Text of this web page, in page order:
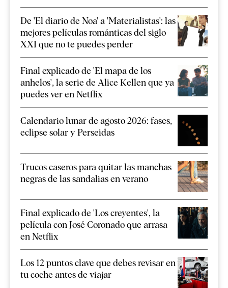
De 'El diario de Noa' a 'Materialistas': las
mejores películas románticas del siglo
XXI que no te puedes perder
Final explicado de 'El mapa de los
anhelos', la serie de Alice Kellen que ya
puedes ver en Netflix
Calendario lunar de agosto 2026: fases,
eclipse solar y Perseidas
Trucos caseros para quitar las manchas
negras de las sandalias en verano
Final explicado de 'Los creyentes', la
película con José Coronado que arrasa
en Netflix
Los 12 puntos clave que debes revisar en
tu coche antes de viajar